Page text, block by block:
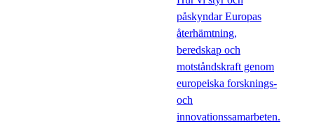
påskyndar Europas
återhämtning,
beredskap och
motståndskraft genom
europeiska forsknings-
och
innovationssamarbeten.